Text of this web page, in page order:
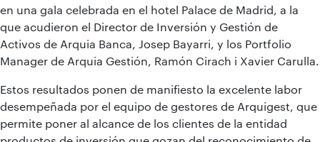
en una gala celebrada en el hotel Palace de Madrid, a la
que acudieron el Director de Inversión y Gestión de
Activos de Arquia Banca, Josep Bayarri, y los Portfolio
Manager de Arquia Gestión, Ramón Cirach i Xavier Carulla.
Estos resultados ponen de manifiesto la excelente labor
desempeñada por el equipo de gestores de Arquigest, que
permite poner al alcance de los clientes de la entidad